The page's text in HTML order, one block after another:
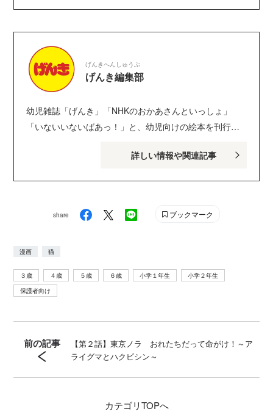
げんきへんしゅうぶ
げんき編集部
幼児雑誌「げんき」「NHKのおかあさんといっしょ」
「いないいないばあっ！」と、幼児向けの絵本を刊行し
のお子さんがいるパパ・ママを中心に、おもしろくて役
詳しい情報や関連記事
share ブックマーク
漫画 猫
３歳 ４歳 ５歳 ６歳 小学１年生
小学２年生
保護者向け
前の記事
【第２話】東京ノラ おれたちだって命がけ！～ア
ライグマとハクビシン～
カテゴリTOPへ